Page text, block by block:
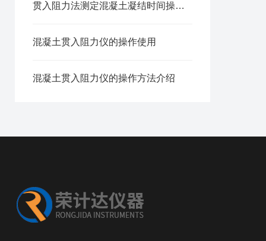
贯入阻力法测定混凝土凝结时间操作说明
混凝土贯入阻力仪的操作使用
混凝土贯入阻力仪的操作方法介绍